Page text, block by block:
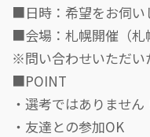
■日時：希望をお伺い
■会場：札幌開催（札
※問い合わせいただい
■POINT
・ 選考ではありません
・ 友達との参加OK